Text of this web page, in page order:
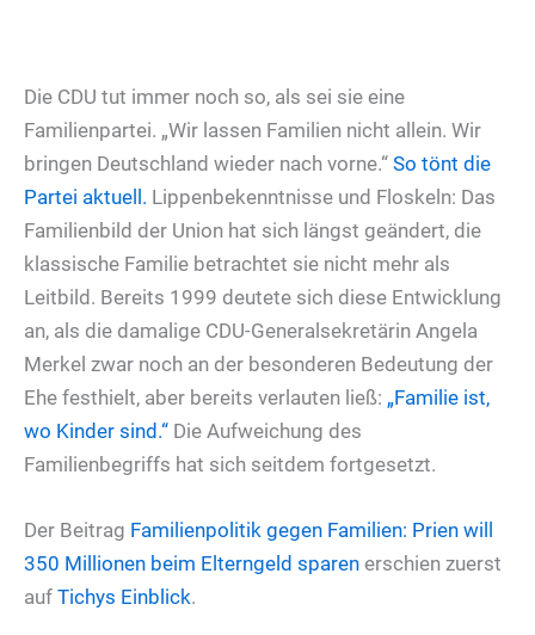
Die CDU tut immer noch so, als sei sie eine
Familienpartei. „Wir lassen Familien nicht allein. Wir
bringen Deutschland wieder nach vorne.“ So tönt die
Partei aktuell. Lippenbekenntnisse und Floskeln: Das
Familienbild der Union hat sich längst geändert, die
klassische Familie betrachtet sie nicht mehr als
Leitbild. Bereits 1999 deutete sich diese Entwicklung
an, als die damalige CDU-Generalsekretärin Angela
Merkel zwar noch an der besonderen Bedeutung der
Ehe festhielt, aber bereits verlauten ließ: „Familie ist,
wo Kinder sind.“ Die Aufweichung des
Familienbegriffs hat sich seitdem fortgesetzt.
Der Beitrag Familienpolitik gegen Familien: Prien will
350 Millionen beim Elterngeld sparen erschien zuerst
auf Tichys Einblick.